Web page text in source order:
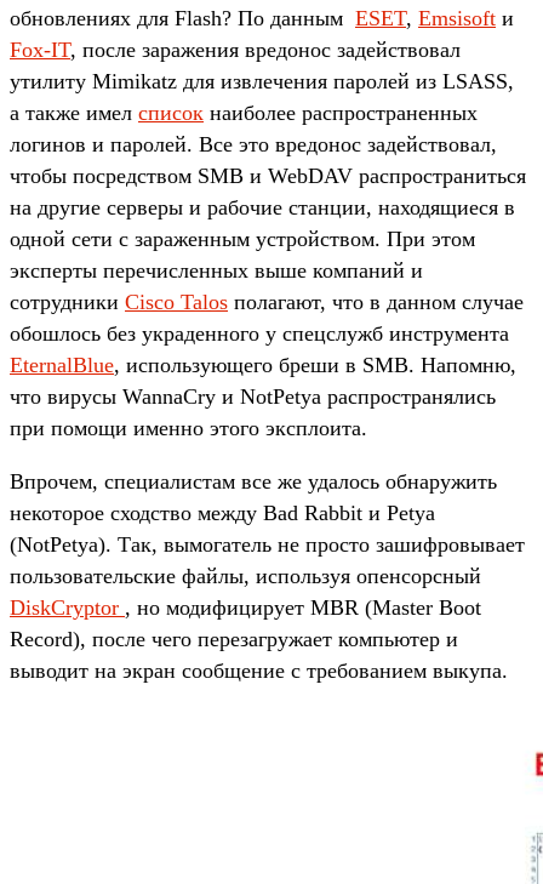
обновлениях для Flash? По данным ESET, Emsisoft и
Fox-IT, после заражения вредонос задействовал
утилиту Mimikatz для извлечения паролей из LSASS,
а также имел список наиболее распространенных
логинов и паролей. Все это вредонос задействовал,
чтобы посредством SMB и WebDAV распространиться
на другие серверы и рабочие станции, находящиеся в
одной сети с зараженным устройством. При этом
эксперты перечисленных выше компаний и
сотрудники Cisco Talos полагают, что в данном случае
обошлось без украденного у спецслужб инструмента
EternalBlue, использующего бреши в SMB. Напомню,
что вирусы WannaCry и NotPetya распространялись
при помощи именно этого эксплоита.
Впрочем, специалистам все же удалось обнаружить
некоторое сходство между Bad Rabbit и Petya
(NotPetya). Так, вымогатель не просто зашифровывает
пользовательские файлы, используя опенсорсный
DiskCryptor , но модифицирует MBR (Master Boot
Record), после чего перезагружает компьютер и
выводит на экран сообщение с требованием выкупа.